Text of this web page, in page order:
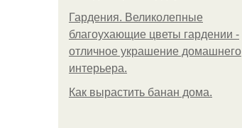
Гардения. Великолепные
благоухающие цветы гардении -
отличное украшение домашнего
интерьера.
Как вырастить банан дома.